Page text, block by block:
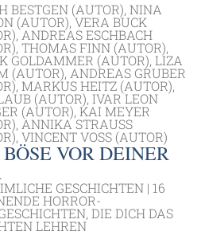
BESTGEN (AUTOR), NINA
(AUTOR), VERA BUCK
ANDREAS ESCHBACH
THOMAS FINN (AUTOR),
GOLDAMMER (AUTOR), LIZA
(AUTOR), ANDREAS GRUBER
MARKUS HEITZ (AUTOR),
(AUTOR), IVAR LEON
(AUTOR), KAI MEYER
ANNIKA STRAUSS
VINCENT VOSS (AUTOR)
VOR DEINER
GESCHICHTEN | 16
HORROR-
DIE DICH DAS
LEHREN